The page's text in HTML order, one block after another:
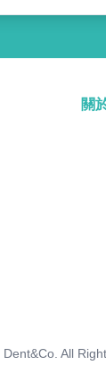
關
Dent&Co. All